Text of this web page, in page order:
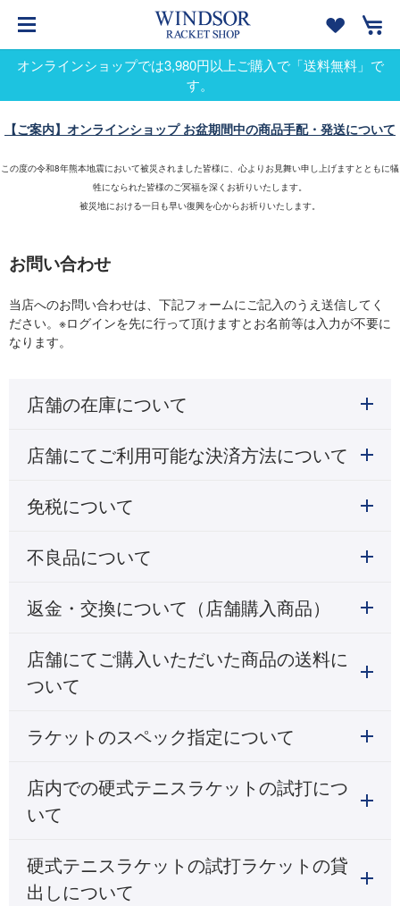
オンラインショップでは3,980円以上ご購入で「送料無料」で
す。
【ご案内】オンラインショップ お盆期間中の商品手配・発送について
この度の令和8年熊本地震において被災されました皆様に、心よりお見舞い申し上げますとともに犠
牲になられた皆様のご冥福を深くお祈りいたします。
被災地における一日も早い復興を心からお祈りいたします。
お問い合わせ
当店へのお問い合わせは、下記フォームにご記入のうえ送信してく
ださい。※ログインを先に行って頂けますとお名前等は入力が不要に
なります。
店舗の在庫について
店舗にてご利用可能な決済方法について
免税について
不良品について
返金・交換について（店舗購入商品）
店舗にてご購入いただいた商品の送料に
ついて
ラケットのスペック指定について
店内での硬式テニスラケットの試打につ
いて
硬式テニスラケットの試打ラケットの貸
出しについて